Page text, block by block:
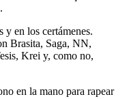
y en los certámenes.
Brasita, Saga, NN,
Krei y, como no,
en la mano para rapear